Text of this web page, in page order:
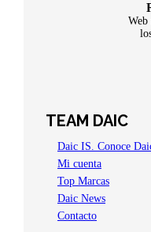
Web
TEAM DAIC
Daic IS. Conoce
Mi cuenta
Top Marcas
Daic News
Contacto